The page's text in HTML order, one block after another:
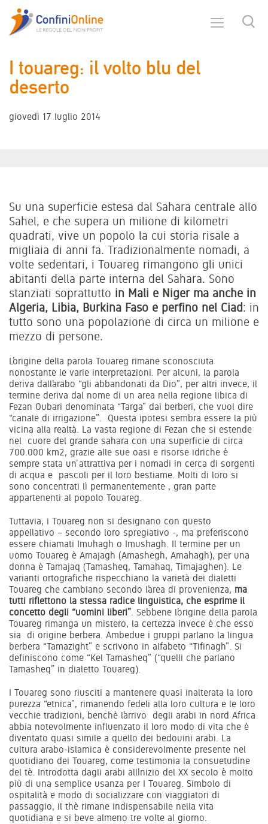
I touareg: il volto blu del
deserto
giovedì 17 luglio 2014
Su una superficie estesa dal Sahara centrale allo
Sahel, e che supera un milione di kilometri
quadrati, vive un popolo la cui storia risale a
migliaia di anni fa. Tradizionalmente nomadi, a
volte sedentari, i Touareg rimangono gli unici
abitanti della parte interna del Sahara. Sono
stanziati soprattutto in Mali e Niger ma anche in
Algeria, Libia, Burkina Faso e perfino nel Ciad: in
tutto sono una popolazione di circa un milione e
mezzo di persone.
L’origine della parola Touareg rimane sconosciuta
nonostante le varie interpretazioni. Per alcuni, la parola
deriva dall’arabo “gli abbandonati da Dio”, per altri invece, il
termine deriva dal nome di un area nella regione libica di
Fezan Oubari denominata “Targa” dai berberi, che vuol dire
“canale di irrigazione”. Questa ipotesi sembra essere la più
vicina alla realtà. La vasta regione di Fezan che si estende
nel cuore del grande sahara con una superficie di circa
700.000 km2, grazie alle sue oasi e risorse idriche è
sempre stata un’ attrattiva per i nomadi in cerca di sorgenti
di acqua e pascoli per il loro bestiame. Molti di loro si
sono concentrati lì permanentemente , gran parte
appartenenti al popolo Touareg.
Tuttavia, i Touareg non si designano con questo
appellativo – secondo loro spregiativo -, ma preferiscono
essere chiamati Imuhagh o Imushagh. Il termine per un
uomo Touareg è Amajagh (Amashegh, Amahagh), per una
donna è Tamajaq (Tamasheq, Tamahaq, Timajaghen). Le
varianti ortografiche rispecchiano la varietà dei dialetti
Touareg che cambiano secondo l’area di provenienza, ma
tutti riflettono la stessa radice linguistica, che esprime il
concetto degli “uomini liberi”. Sebbene l’origine della parola
Touareg rimanga un mistero, la certezza invece è che esso
sia di origine berbera. Ambedue i gruppi parlano la lingua
berbera “Tamazight” e scrivono in alfabeto “Tifinagh”. Si
definiscono come “Kel Tamasheq” (“quelli che parlano
Tamasheq” in dialetto Touareg).
I Touareg sono riusciti a mantenere quasi inalterata la loro
purezza “etnica”, rimanendo fedeli alla loro cultura e le loro
vecchie tradizioni, benchè l’arrivo degli arabi in nord Africa
abbia notevolmente influenzato il loro modo di vita che è
diventato quasi simile a quello dei bedouini arabi. La
cultura arabo-islamica è considerevolmente presente nel
quotidiano dei Touareg, come testimonia la consuetudine
del tè. Introdotta dagli arabi all’inizio del XX secolo è molto
più di una semplice usanza per I Touareg. Simbolo di
ospitalità e modo di socializzare con viaggiatori di
passaggio, il thè rimane indispensabile nella vita
quotidiana e si beve almeno tre volte al giorno.